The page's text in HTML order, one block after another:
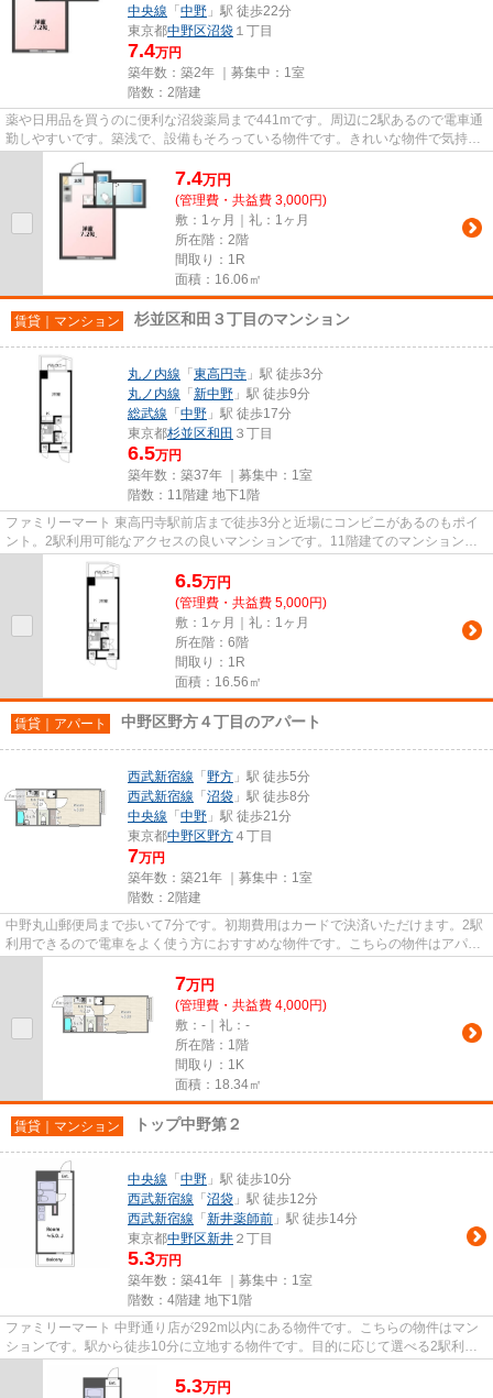
中央線 「 中野 」駅 徒歩22分
東京都中野区沼袋 １丁目
7.4万円
築年数：築2年 ｜募集中： 1室
階数：2階建
薬や日用品を買うのに便利な沼袋薬局まで441mです。周辺に2駅あるので電車通
勤しやすいです。築浅で、設備もそろっている物件です。きれいな物件で気持ち
7.4万円
(管理費・共益費 3,000円)
敷：1ヶ月｜礼：1ヶ月
所在階：2階
間取り：1R
面積：16.06㎡
賃貸｜マンション 杉並区和田３丁目のマンション
丸ノ内線 「 東高円寺 」駅 徒歩3分
丸ノ内線 「 新中野 」駅 徒歩9分
総武線 「 中野 」駅 徒歩17分
東京都杉並区和田 ３丁目
6.5万円
築年数：築37年 ｜募集中： 1室
階数：11階建 地下1階
ファミリーマート 東高円寺駅前店まで徒歩3分と近場にコンビニがあるのもポイ
ント。2駅利用可能なアクセスの良いマンションです。11階建てのマンションを
是非ご覧ください。こちらはエ...
6.5万円
(管理費・共益費 5,000円)
敷：1ヶ月｜礼：1ヶ月
所在階：6階
間取り：1R
面積：16.56㎡
賃貸｜アパート 中野区野方４丁目のアパート
西武新宿線 「 野方 」駅 徒歩5分
西武新宿線 「 沼袋 」駅 徒歩8分
中央線 「 中野 」駅 徒歩21分
東京都中野区野方 ４丁目
7万円
築年数：築21年 ｜募集中： 1室
階数：2階建
中野丸山郵便局まで歩いて7分です。初期費用はカードで決済いただけます。2駅
利用できるので電車をよく使う方におすすめな物件です。こちらの物件はアパー
7万円
(管理費・共益費 4,000円)
敷：-｜礼：-
所在階：1階
間取り：1K
面積：18.34㎡
賃貸｜マンション トップ中野第２
中央線 「 中野 」駅 徒歩10分
西武新宿線 「 沼袋 」駅 徒歩12分
西武新宿線 「 新井薬師前 」駅 徒歩14分
東京都中野区新井 ２丁目
5.3万円
築年数：築41年 ｜募集中： 1室
階数：4階建 地下1階
ファミリーマート 中野通り店が292m以内にある物件です。こちらの物件はマン
ションです。駅から徒歩10分に立地する物件です。目的に応じて選べる2駅利用
可能なマンションです。ネット...
5.3万円